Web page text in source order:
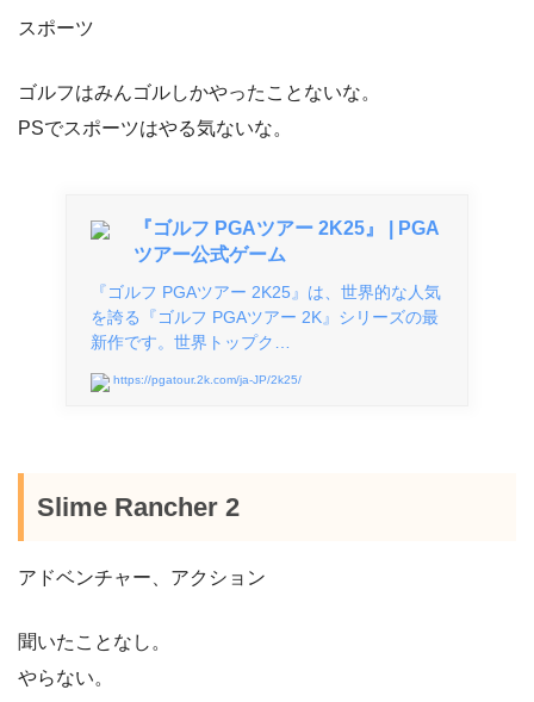
スポーツ
ゴルフはみんゴルしかやったことないな。
PSでスポーツはやる気ないな。
『ゴルフ PGAツアー 2K25』 | PGA
ツアー公式ゲーム
『ゴルフ PGAツアー 2K25』は、世界的な人気
を誇る『ゴルフ PGAツアー 2K』シリーズの最
新作です。世界トップク…
https://pgatour.2k.com/ja-JP/2k25/
Slime Rancher 2
アドベンチャー、アクション
聞いたことなし。
やらない。